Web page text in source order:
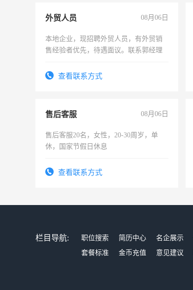
外贸人员 08月06日
本地企业，现招聘外贸人员，有外贸销
售经验者优先，待遇面议。联系郭经理
查看联系方式
售后客服 08月06日
售后客服20名，女性，20-30周岁，单
休，国家节假日休息
查看联系方式
栏目导航: 职位搜索 简历中心 名企展示
套餐标准
金币充值 意见建议